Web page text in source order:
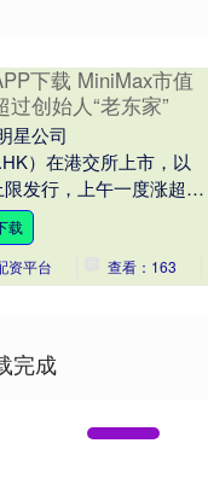
下载 MiniMax市值
创始人“老东家”
星公司
）在港交所上市，以
发行，上午一度涨超
，在下午再度大涨，
载
资平台
查看：163
完成